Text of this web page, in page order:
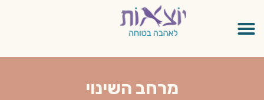
מרחב השינוי